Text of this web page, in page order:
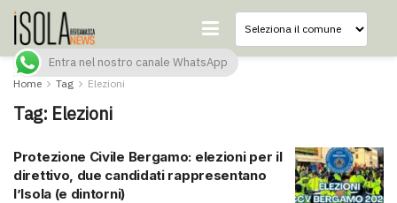
Home Tag Elezioni
Tag: Elezioni
Protezione Civile Bergamo: elezioni per il
direttivo, due candidati rappresentano
l’Isola (e dintorni)
Entra nel nostro canale WhatsApp